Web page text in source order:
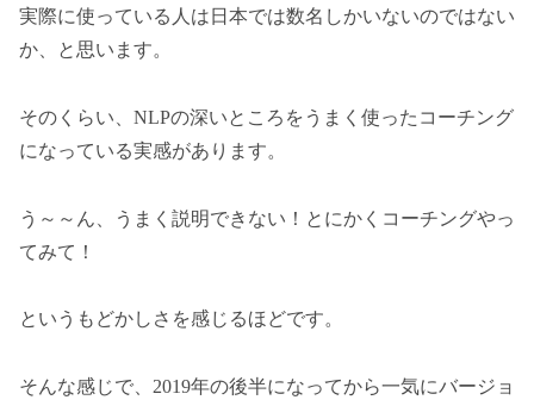
実際に使っている人は日本では数名しかいないのではない
か、と思います。
そのくらい、NLPの深いところをうまく使ったコーチング
になっている実感があります。
う～～ん、うまく説明できない！とにかくコーチングやっ
てみて！
というもどかしさを感じるほどです。
そんな感じで、2019年の後半になってから一気にバージョ